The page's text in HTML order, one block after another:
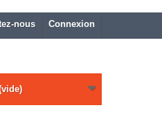
Connexion
nous